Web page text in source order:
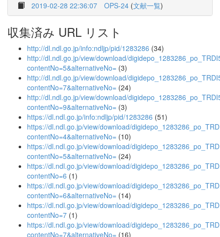
2019-02-28 22:36:07 OPS-24 (文献一覧)
収集済み URL リスト
http://dl.ndl.go.jp/info:ndljp/pid/1283286 (34)
http://dl.ndl.go.jp/view/download/
contentNo=5&alternativeNo= (3)
http://dl.ndl.go.jp/view/download/
contentNo=7&alternativeNo= (24)
http://dl.ndl.go.jp/view/download/
contentNo=9&alternativeNo= (3)
https://dl.ndl.go.jp/info:ndljp/pid/1283286 (51)
https://dl.ndl.go.jp/view/download/
contentNo=4&alternativeNo= (10)
https://dl.ndl.go.jp/view/download/
contentNo=5&alternativeNo= (24)
https://dl.ndl.go.jp/view/download/
contentNo=6 (1)
https://dl.ndl.go.jp/view/download/
contentNo=6&alternativeNo= (14)
https://dl.ndl.go.jp/view/download/
contentNo=7 (1)
https://dl.ndl.go.jp/view/download/
contentNo=7&alternativeNo= (16)